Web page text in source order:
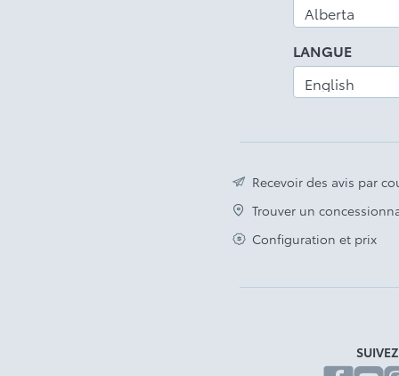
LANGUE
Recevoir des avis par
Trouver un
Configuration et prix